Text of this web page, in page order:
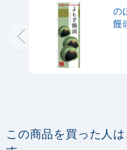
売り切れ中
定番のぼり
1.6～3m 伸
定番のぼり竿
の
饅
この商品を買った人